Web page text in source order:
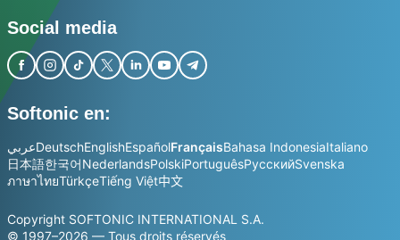
Social media
Softonic en:
عربيDeutschEnglishEspañolFrançaisBahasa IndonesiaItaliano
日本語한국어NederlandsPolskiPortuguêsРусскийSvenska
ภาษาไทยTürkçeTiếng Việt中文
Copyright SOFTONIC INTERNATIONAL S.A.
© 1997–2026 — Tous droits réservés